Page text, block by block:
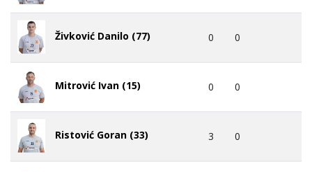
Živković Danilo (77) 0 0
Mitrović Ivan (15) 0 0
Ristović Goran (33) 3 0